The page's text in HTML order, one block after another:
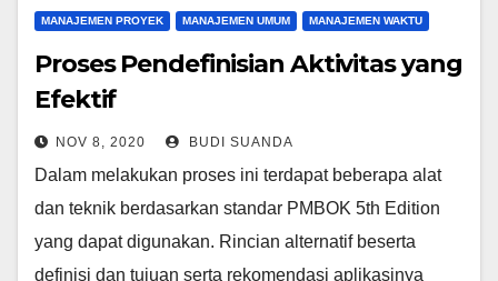
MANAJEMEN PROYEK MANAJEMEN UMUM MANAJEMEN WAKTU
Proses Pendefinisian Aktivitas yang
Efektif
NOV 8, 2020 BUDI SUANDA
Dalam melakukan proses ini terdapat beberapa alat
dan teknik berdasarkan standar PMBOK 5th Edition
yang dapat digunakan. Rincian alternatif beserta
definisi dan tujuan serta rekomendasi aplikasinya